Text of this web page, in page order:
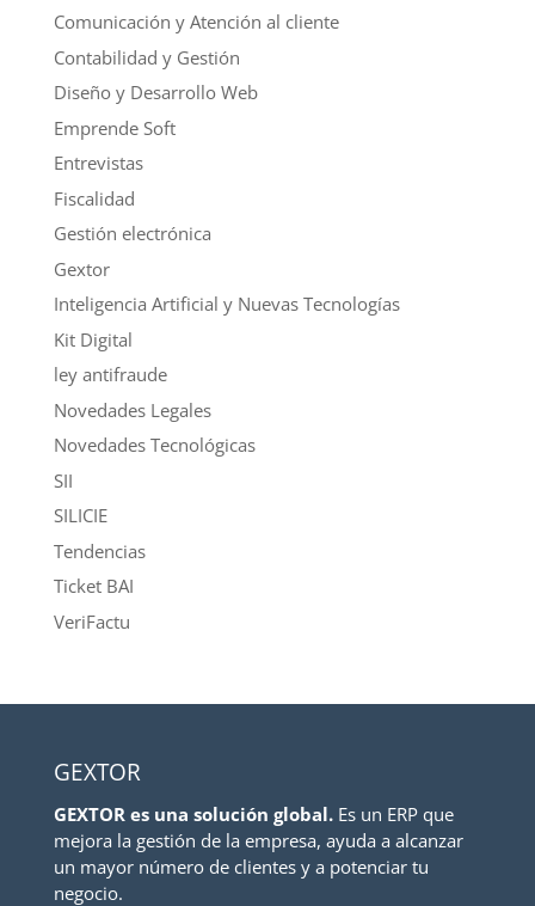
Comunicación y Atención al cliente
Contabilidad y Gestión
Diseño y Desarrollo Web
Emprende Soft
Entrevistas
Fiscalidad
Gestión electrónica
Gextor
Inteligencia Artificial y Nuevas Tecnologías
Kit Digital
ley antifraude
Novedades Legales
Novedades Tecnológicas
SII
SILICIE
Tendencias
Ticket BAI
VeriFactu
GEXTOR
GEXTOR es una solución global.Es un ERP que
mejora la gestión de la empresa, ayuda a alcanzar
un mayor número de clientes y a potenciar tu
negocio.